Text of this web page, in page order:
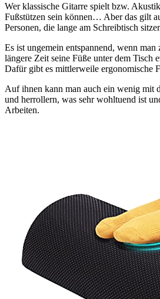
Wer klassische Gitarre spielt bzw.
Fußstützen sein können… Aber das gilt
Personen, die lange am Schreibtisch
Es ist ungemein entspannend, wenn
längere Zeit seine Füße unter dem Tisch
Dafür gibt es mittlerweile ergonomische
Auf ihnen kann man auch ein wenig mit
und herrollern, was sehr wohltuend ist
Arbeiten.